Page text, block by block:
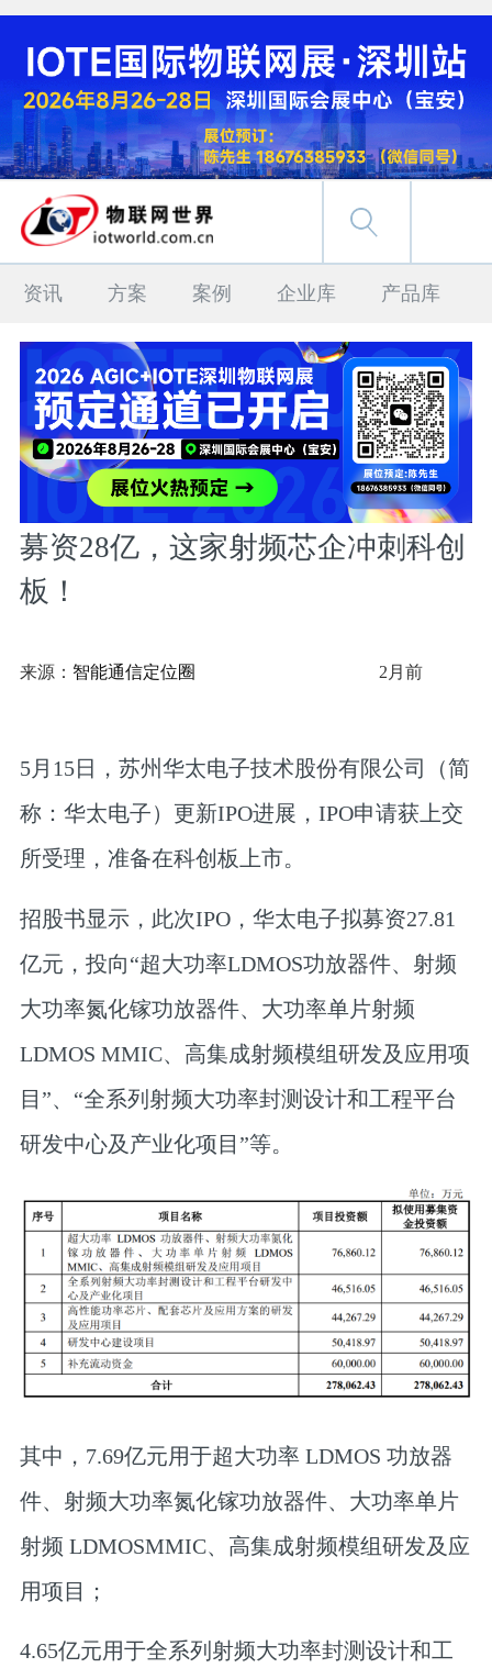
资讯 方案 案例 企业库 产品库
募资28亿，这家射频芯企冲刺科创
板！
来源： 智能通信定位圈 2月前
5月15日，苏州华太电子技术股份有限公司（简
称：华太电子）更新IPO进展，IPO申请获上交
所受理，准备在科创板上市。
招股书显示，此次IPO，华太电子拟募资27.81
亿元，投向“超大功率LDMOS功放器件、射频
大功率氮化镓功放器件、大功率单片射频
LDMOS MMIC、高集成射频模组研发及应用项
目”、“全系列射频大功率封测设计和工程平台
研发中心及产业化项目”等。
其中，7.69亿元用于超大功率 LDMOS 功放器
件、射频大功率氮化镓功放器件、大功率单片
射频 LDMOSMMIC、高集成射频模组研发及应
用项目；
4.65亿元用于全系列射频大功率封测设计和工